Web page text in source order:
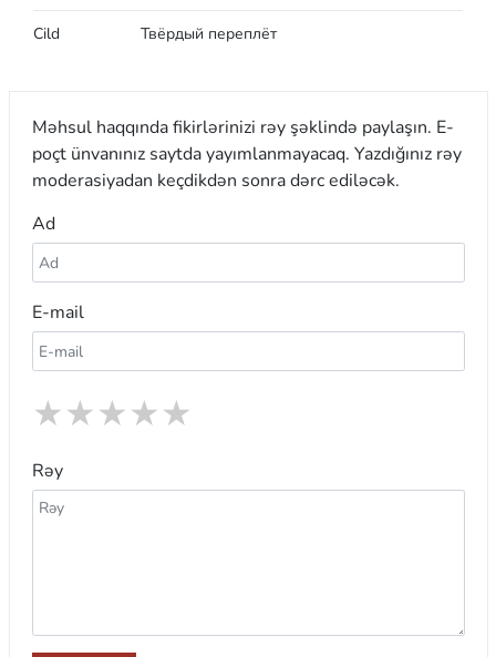
Cild Твёрдый переплёт
Məhsul haqqında fikirlərinizi rəy şəklində paylaşın. E-
poçt ünvanınız saytda yayımlanmayacaq. Yazdığınız rəy
moderasiyadan keçdikdən sonra dərc ediləcək.
Ad
E-mail
★
★
★
★
★
Rəy